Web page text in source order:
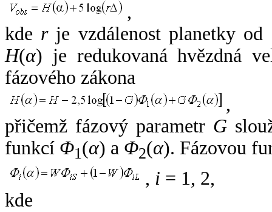
,
kde rje vzdálenost planetky od
H(α) je redukovaná hvězdná
fázového zákona
,
přičemž fázový parametr G
funkcí Φ1(α) a Φ2(α). Fázovou
, i = 1, 2,
kde